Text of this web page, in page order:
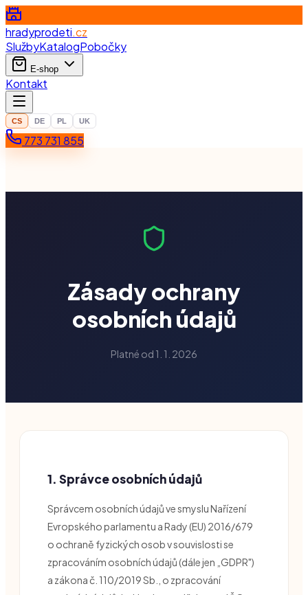
hradyprodeti.cz
SlužbyKatalogPobočky
E-shop
Kontakt
CS DE PL UK
773 731 855
Zásady ochrany
osobních údajů
Platné od 1. 1. 2026
1. Správce osobních údajů
Správcem osobních údajů ve smyslu Nařízení
Evropského parlamentu a Rady (EU) 2016/679
o ochraně fyzických osob v souvislosti se
zpracováním osobních údajů (dále jen „GDPR")
a zákona č. 110/2019 Sb., o zpracování